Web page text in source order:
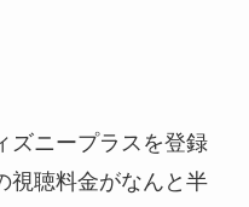
ズニープラスを登録
視聴料金がなんと半